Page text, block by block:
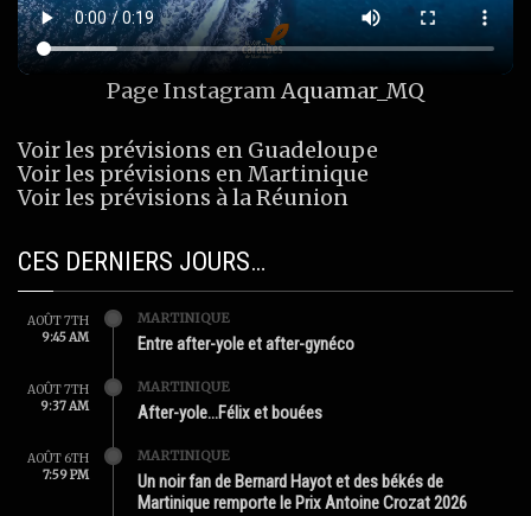
Page InstagramAquamar_MQ
Voir les prévisions en Guadeloupe
Voir les prévisions en Martinique
Voir les prévisions à la Réunion
CES DERNIERS JOURS…
AOÛT 7TH
9:45 AM
MARTINIQUE
Entre after-yole et after-gynéco
AOÛT 7TH
9:37 AM
MARTINIQUE
After-yole…Félix et bouées
AOÛT 6TH
7:59 PM
MARTINIQUE
Un noir fan de Bernard Hayot et des békés de
Martinique remporte le Prix Antoine Crozat 2026